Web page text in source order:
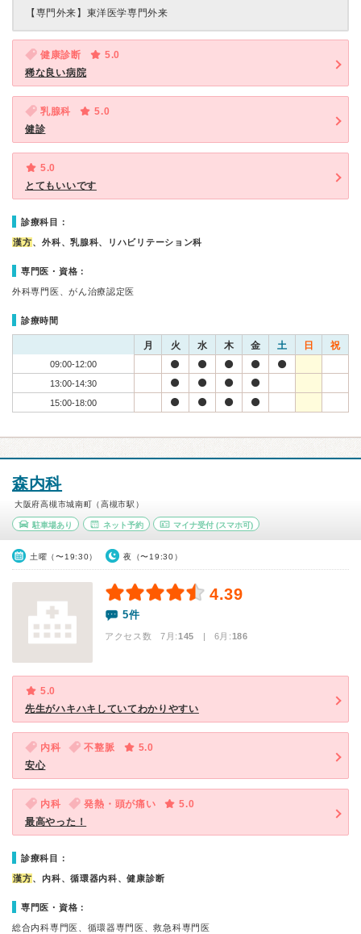
【専門外来】 東洋医学専門外来
健康診断
5.0
稀な良い病院
乳腺科
5.0
健診
5.0
とてもいいです
診療科目：
漢方、外科、乳腺科、リハビリテーション科
専門医・資格：
外科専門医、がん治療認定医
診療時間
月 火 水 木 金 土 日 祝
09:00-12:00
13:00-14:30
15:00-18:00
森内科
大阪府高槻市城南町（高槻市駅）
駐車場あり ネット予約 マイナ受付 (スマホ可)
土曜（〜19:30） 夜（〜19:30）
4.39
5件
アクセス数 7月:145 | 6月:186
5.0
先生がハキハキしていてわかりやすい
内科 不整脈
5.0
安心
内科 発熱・頭が痛い
5.0
最高やった！
診療科目：
漢方、内科、循環器内科、健康診断
専門医・資格：
総合内科専門医、循環器専門医、救急科専門医